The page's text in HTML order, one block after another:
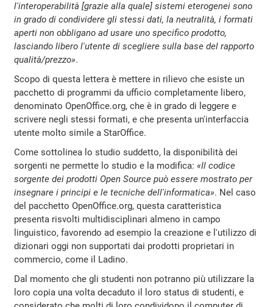
l'interoperabilità [grazie alla quale] sistemi eterogenei sono
in grado di condividere gli stessi dati, la neutralità, i formati
aperti non obbligano ad usare uno specifico prodotto,
lasciando libero l'utente di scegliere sulla base del rapporto
qualità/prezzo».
Scopo di questa lettera è mettere in rilievo che esiste un
pacchetto di programmi da ufficio completamente libero,
denominato OpenOffice.org, che è in grado di leggere e
scrivere negli stessi formati, e che presenta un'interfaccia
utente molto simile a StarOffice.
Come sottolinea lo studio suddetto, la disponibilità dei
sorgenti ne permette lo studio e la modifica:«Il codice
sorgente dei prodotti Open Source può essere mostrato per
insegnare i principi e le tecniche dell'informatica». Nel caso
del pacchetto OpenOffice.org, questa caratteristica
presenta risvolti multidisciplinari almeno in campo
linguistico, favorendo ad esempio la creazione e l'utilizzo di
dizionari oggi non supportati dai prodotti proprietari in
commercio, come il Ladino.
Dal momento che gli studenti non potranno più utilizzare la
loro copia una volta decaduto il loro status di studenti, e